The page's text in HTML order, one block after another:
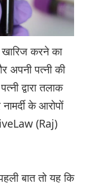
खारिज करने का
अपनी पत्नी की
द्वारा तलाक
के आरोपों
(Raj)
बात तो यह कि